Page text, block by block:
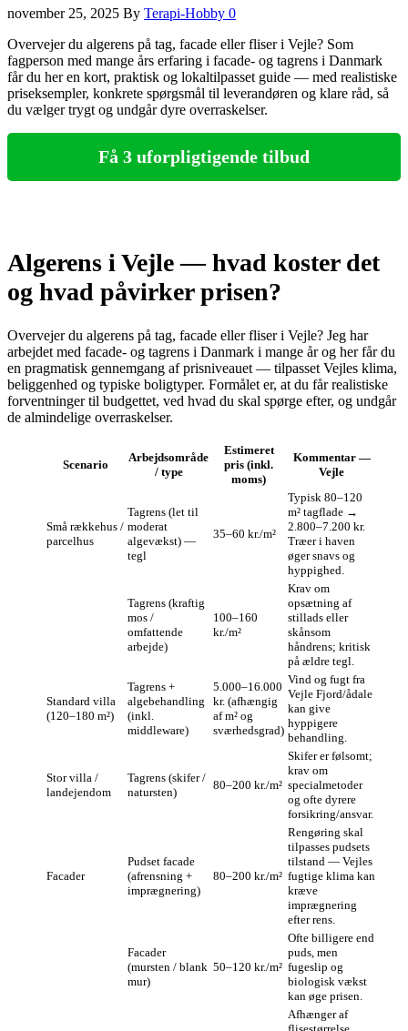
november 25, 2025 By Terapi-Hobby 0
Overvejer du algerens på tag, facade eller fliser i Vejle? Som
fagperson med mange års erfaring i facade‑ og tagrens i Danmark
får du her en kort, praktisk og lokaltilpasset guide — med realistiske
priseksempler, konkrete spørgsmål til leverandøren og klare råd, så
du vælger trygt og undgår dyre overraskelser.
Få 3 uforpligtigende tilbud
Algerens i Vejle — hvad koster det
og hvad påvirker prisen?
Overvejer du algerens på tag, facade eller fliser i Vejle? Jeg har
arbejdet med facade‑ og tagrens i Danmark i mange år og her får du
en pragmatisk gennemgang af prisniveauet — tilpasset Vejles klima,
beliggenhed og typiske boligtyper. Formålet er, at du får realistiske
forventninger til budgettet, ved hvad du skal spørge efter, og undgår
de almindelige overraskelser.
Scenario
Arbejdsområde
/ type
Estimeret
pris (inkl.
moms)
Kommentar —
Vejle
Små rækkehus /
parcelhus
Tagrens (let til
moderat
algevækst) —
tegl
35–60 kr./m²
Typisk 80–120
m² tagflade →
2.800–7.200 kr.
Træer i haven
øger snavs og
hyppighed.
Tagrens (kraftig
mos /
omfattende
arbejde)
100–160
kr./m²
Krav om
opsætning af
stillads eller
skånsom
håndrens; kritisk
på ældre tegl.
Standard villa
(120–180 m²)
Tagrens +
algebehandling
(inkl.
middleware)
5.000–16.000
kr. (afhængig
af m² og
sværhedsgrad)
Vind og fugt fra
Vejle Fjord/ådale
kan give
hyppigere
behandling.
Stor villa /
landejendom
Tagrens (skifer /
natursten)
80–200 kr./m²
Skifer er følsomt;
krav om
specialmetoder
og ofte dyrere
forsikring/ansvar.
Facader
Pudset facade
(afrensning +
imprægnering)
80–200 kr./m²
Rengøring skal
tilpasses pudsets
tilstand — Vejles
fugtige klima kan
kræve
imprægnering
efter rens.
Facader
(mursten / blank
mur)
50–120 kr./m²
Ofte billigere end
puds, men
fugeslip og
biologisk vækst
kan øge prisen.
Afhænger af